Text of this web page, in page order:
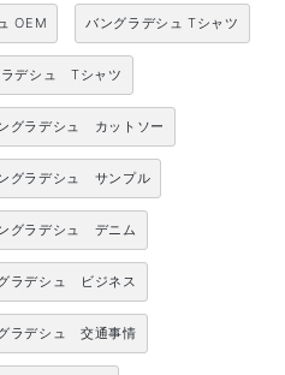
OEM バングラデシュ Tシャツ
ラデシュ Tシャツ
グラデシュ カットソー
グラデシュ サンプル
グラデシュ デニム
ラデシュ ビジネス
ラデシュ 交通事情